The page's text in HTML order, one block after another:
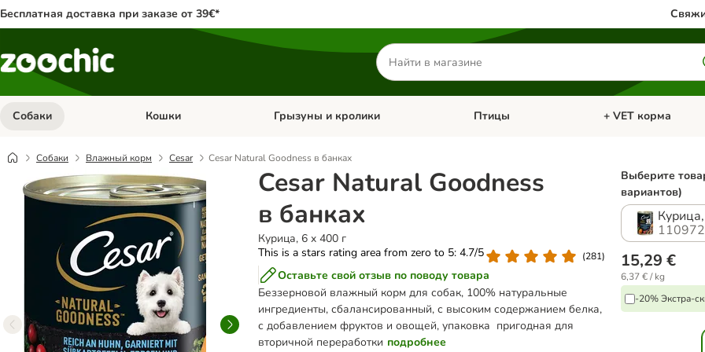
Бесплатная доставка при заказе от 39€*
Поиск
товаров
Собаки Откройте меню категории: Собаки
Кошки Откройте меню категории: Кошки
Грызуны и кролики Откройте меню категории: Грызуны и кролики
Птицы Откройте меню
+ VET корма
Собаки Влажный корм Cesar Cesar Natural Goodness в банках
Cesar Natural Goodness
в банках
Курица, 6 x 400 г
This is a stars rating area from zero to 5: 4.7/5
(281)
Оставьте свой отзыв по поводу товара
Беззерновой влажный корм для собак, 100% натуральные
ингредиенты, сбалансированный, с высоким содержанием белка,
с добавлением фруктов и овощей, упаковка пригодная для
вторичной переработки подробнее
Выберите
вариантов)
15,29 €
6,37 € / kg
-20% Экстра-